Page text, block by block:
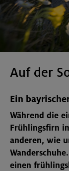
Auf der
Ein
Während die
Frühlingsfirn
anderen, wie
einen